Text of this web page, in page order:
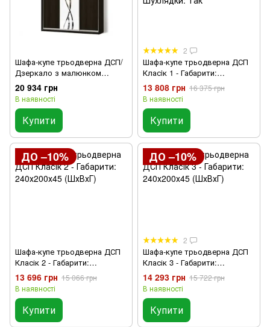
Шафа-купе трьодверна ДСП/
Дзеркало з малюнком
пескоструй Стандарт
Габарити: 240х200х45 см;
Ящички: Так
20 934 грн
В наявності
Купити
2
Шафа-купе трьодверна ДСП
Класiк 1 - Габарити:
240х200х45 (ШхВхГ),
Шухлядки: Так
13 808 грн 16 375 грн
В наявності
Купити
ДО –10%
Шафа-купе трьодверна ДСП
Класік 2 - Габарити:
240х200х45 (ШхВхГ)
13 696 грн 15 066 грн
В наявності
Купити
ДО –10%
2
Шафа-купе трьодверна ДСП
Класік 3 - Габарити:
240х200х45 (ШхВхГ)
14 293 грн 15 722 грн
В наявності
Купити